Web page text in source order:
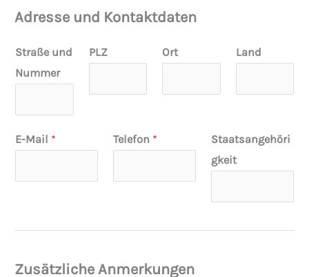
Adresse und Kontaktdaten
Straße und
Nummer
PLZ Ort Land
E-Mail * Telefon *
Staatsangehöri
gkeit
Zusätzliche Anmerkungen